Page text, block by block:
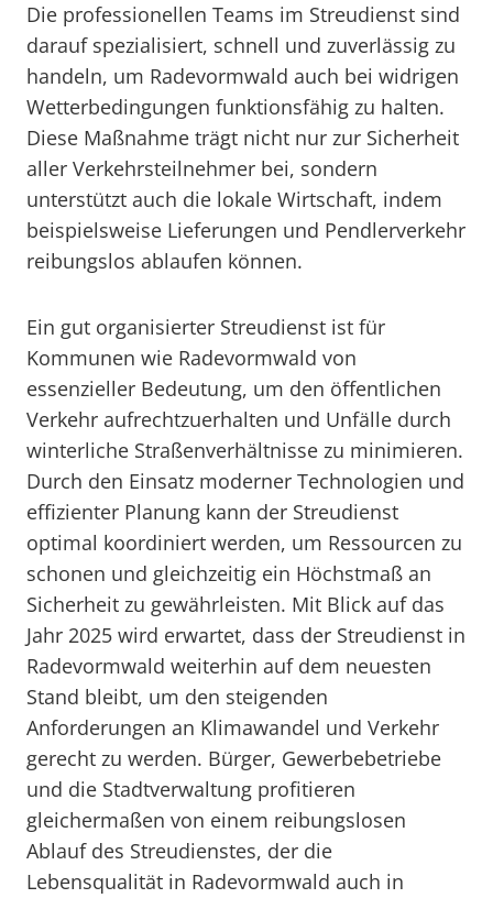
Die professionellen Teams im Streudienst sind
darauf spezialisiert, schnell und zuverlässig zu
handeln, um Radevormwald auch bei widrigen
Wetterbedingungen funktionsfähig zu halten.
Diese Maßnahme trägt nicht nur zur Sicherheit
aller Verkehrsteilnehmer bei, sondern
unterstützt auch die lokale Wirtschaft, indem
beispielsweise Lieferungen und Pendlerverkehr
reibungslos ablaufen können.
Ein gut organisierter Streudienst ist für
Kommunen wie Radevormwald von
essenzieller Bedeutung, um den öffentlichen
Verkehr aufrechtzuerhalten und Unfälle durch
winterliche Straßenverhältnisse zu minimieren.
Durch den Einsatz moderner Technologien und
effizienter Planung kann der Streudienst
optimal koordiniert werden, um Ressourcen zu
schonen und gleichzeitig ein Höchstmaß an
Sicherheit zu gewährleisten. Mit Blick auf das
Jahr 2025 wird erwartet, dass der Streudienst in
Radevormwald weiterhin auf dem neuesten
Stand bleibt, um den steigenden
Anforderungen an Klimawandel und Verkehr
gerecht zu werden. Bürger, Gewerbebetriebe
und die Stadtverwaltung profitieren
gleichermaßen von einem reibungslosen
Ablauf des Streudienstes, der die
Lebensqualität in Radevormwald auch in